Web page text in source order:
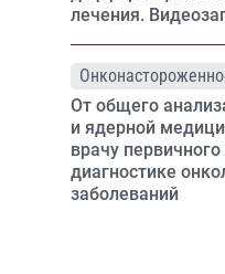
лечения.
От общего
и ядерной
врачу
диагностике
заболеваний